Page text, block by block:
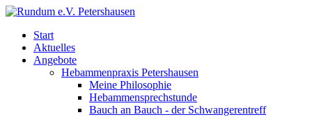
Start
Aktuelles
Angebote
Hebammenpraxis Petershausen
Meine Philosophie
Hebammensprechstunde
Bauch an Bauch - der Schwangerentreff